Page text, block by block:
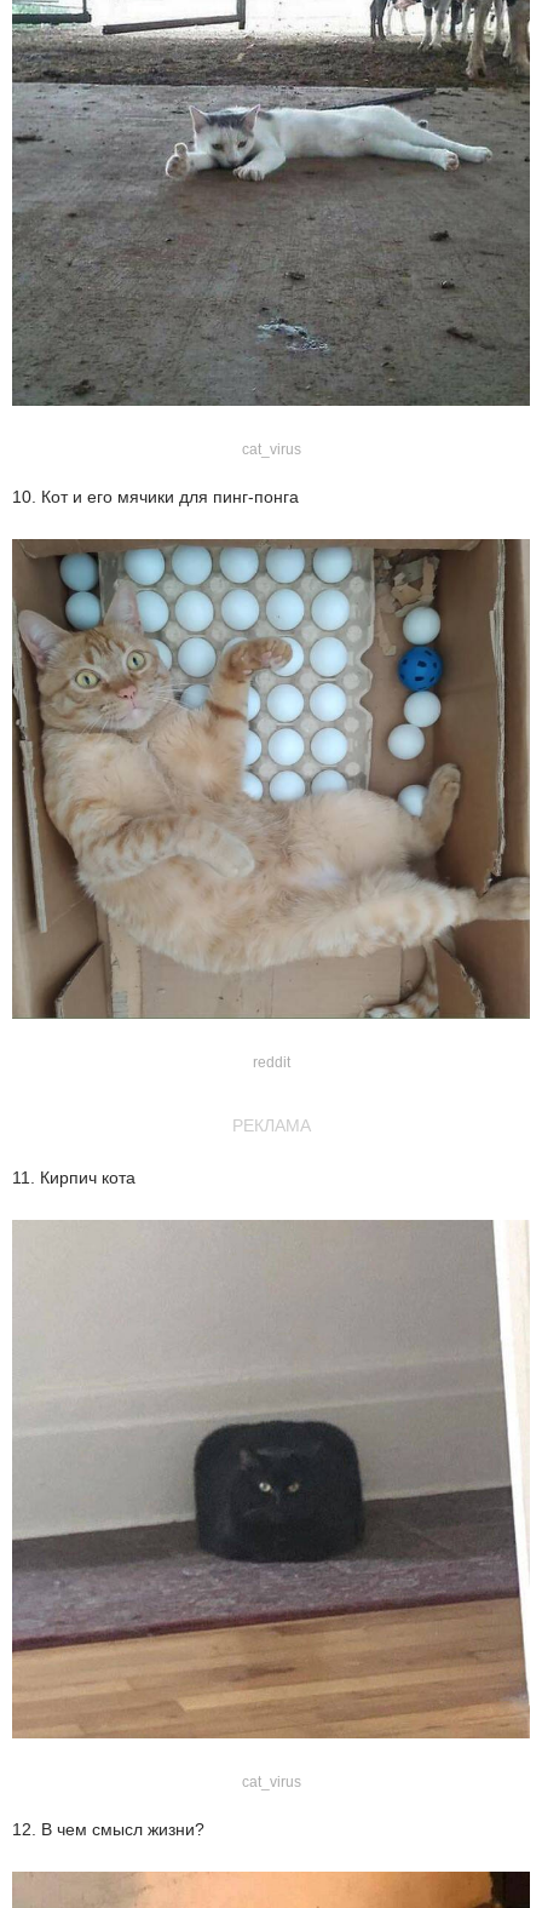
cat_virus
10. Кот и его мячики для пинг-понга
reddit
РЕКЛАМА
11. Кирпич кота
cat_virus
12. В чем смысл жизни?